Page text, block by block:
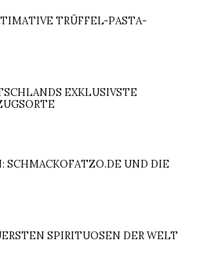
TRÜFFEL-PASTA-
EXKLUSIVSTE
SCHMACKOFATZO.DE UND DIE
SPIRITUOSEN DER WELT